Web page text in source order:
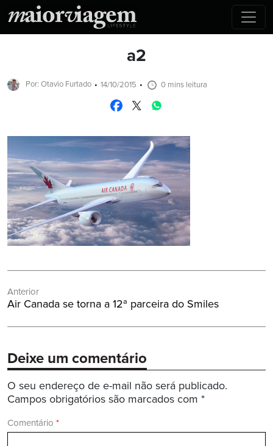
a2
Por: Otavio Furtado 14/10/2015 0 mins leitura
de
Anterior
Post
Air Canada se torna a 12ª parceira do Smiles
Deixe um comentário
O seu endereço de e-mail não será publicado.
Campos obrigatórios são marcados com *
Comentário *